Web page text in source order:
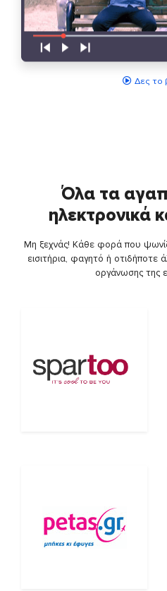
Δες το
Όλα τα
ηλεκτρονικά
Μη ξεχνάς! Κάθε φορά που
εισιτήρια, φαγητό ή οτιδήποτε
οργάνωσης της